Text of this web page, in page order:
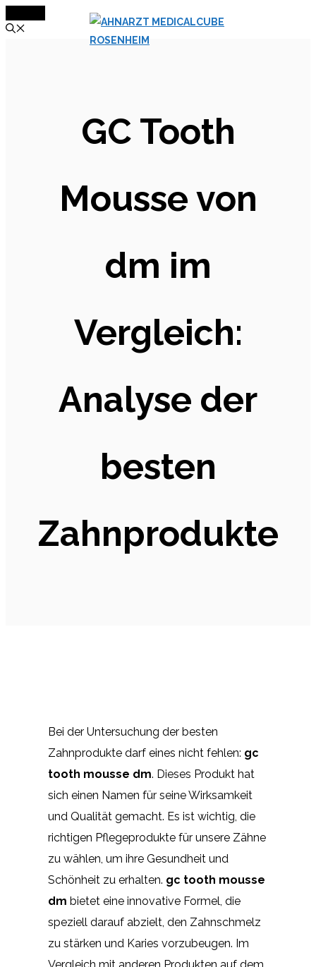
Inhalt
GC Tooth
Mousse von
dm im
Vergleich:
Analyse der
besten
Zahnprodukte
Bei der Untersuchung der besten
Zahnprodukte darf eines nicht fehlen: gc
tooth mousse dm. Dieses Produkt hat
sich einen Namen für seine Wirksamkeit
und Qualität gemacht. Es ist wichtig, die
richtigen Pflegeprodukte für unsere Zähne
zu wählen, um ihre Gesundheit und
Schönheit zu erhalten. gc tooth mousse
dm bietet eine innovative Formel, die
speziell darauf abzielt, den Zahnschmelz
zu stärken und Karies vorzubeugen. Im